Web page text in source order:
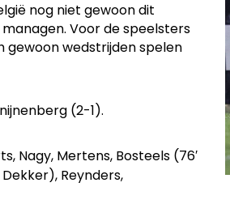
nog niet gewoon dit
Voor de speelsters
gewoon wedstrijden spelen
(2-1).
Nagy, Mertens, Bosteels (76′
Reynders,